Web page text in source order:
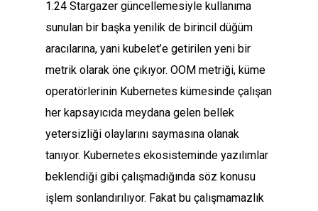
1.24 Stargazer güncellemesiyle kullanıma
sunulan bir başka yenilik de birincil düğüm
aracılarına, yani kubelet’e getirilen yeni bir
metrik olarak öne çıkıyor. OOM metriği, küme
operatörlerinin Kubernetes kümesinde çalışan
her kapsayıcıda meydana gelen bellek
yetersizliği olaylarını saymasına olanak
tanıyor. Kubernetes ekosisteminde yazılımlar
beklendiği gibi çalışmadığında söz konusu
işlem sonlandırılıyor. Fakat bu çalışmamazlık